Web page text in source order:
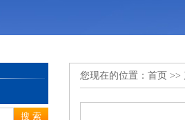
您现在的位置： 首页 >>